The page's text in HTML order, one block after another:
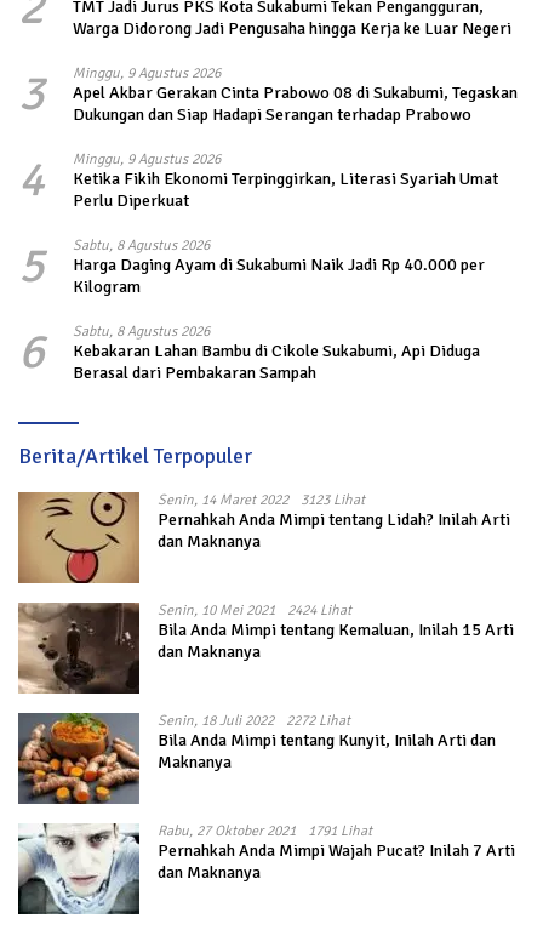
TMT Jadi Jurus PKS Kota Sukabumi Tekan Pengangguran,
Warga Didorong Jadi Pengusaha hingga Kerja ke Luar Negeri
3 Minggu, 9 Agustus 2026
Apel Akbar Gerakan Cinta Prabowo 08 di Sukabumi, Tegaskan
Dukungan dan Siap Hadapi Serangan terhadap Prabowo
4 Minggu, 9 Agustus 2026
Ketika Fikih Ekonomi Terpinggirkan, Literasi Syariah Umat
Perlu Diperkuat
5 Sabtu, 8 Agustus 2026
Harga Daging Ayam di Sukabumi Naik Jadi Rp 40.000 per
Kilogram
6 Sabtu, 8 Agustus 2026
Kebakaran Lahan Bambu di Cikole Sukabumi, Api Diduga
Berasal dari Pembakaran Sampah
Berita/Artikel Terpopuler
Senin, 14 Maret 2022 3123 Lihat
Pernahkah Anda Mimpi tentang Lidah? Inilah Arti
dan Maknanya
Senin, 10 Mei 2021 2424 Lihat
Bila Anda Mimpi tentang Kemaluan, Inilah 15 Arti
dan Maknanya
Senin, 18 Juli 2022 2272 Lihat
Bila Anda Mimpi tentang Kunyit, Inilah Arti dan
Maknanya
Rabu, 27 Oktober 2021 1791 Lihat
Pernahkah Anda Mimpi Wajah Pucat? Inilah 7 Arti
dan Maknanya